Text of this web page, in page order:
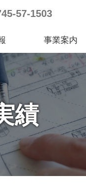
57-1503
事業案内
績